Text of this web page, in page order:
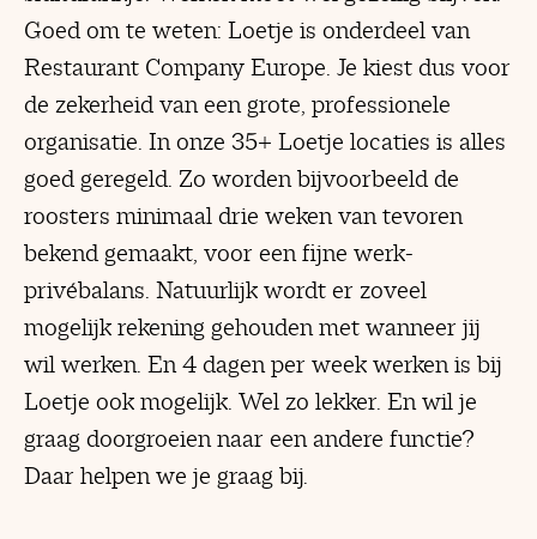
Goed om te weten: Loetje is onderdeel van
Restaurant Company Europe. Je kiest dus voor
de zekerheid van een grote, professionele
organisatie. In onze 35+ Loetje locaties is alles
goed geregeld. Zo worden bijvoorbeeld de
roosters minimaal drie weken van tevoren
bekend gemaakt, voor een fijne werk-
privébalans. Natuurlijk wordt er zoveel
mogelijk rekening gehouden met wanneer jij
wil werken. En 4 dagen per week werken is bij
Loetje ook mogelijk. Wel zo lekker. En wil je
graag doorgroeien naar een andere functie?
Daar helpen we je graag bij.